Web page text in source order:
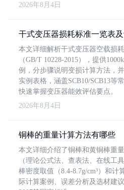
2026年8月4日
干式变压器损耗标准一览表
本文详细解析干式变压器空载损
（GB/T 10228-2015），提供
例，分步骤说明变损计算方法，
实例表格，涵盖SCB10/SCB13等
快速掌握变压器能效评估要点。
2026年8月4日
铜棒的重量计算方法有哪些
本文详细介绍了铜棒和黄铜棒重
（理论公式法、查表法、在线工
棒密度取值（8.4-8.7g/cm³）和计
际计算案例、误差分析及选材建